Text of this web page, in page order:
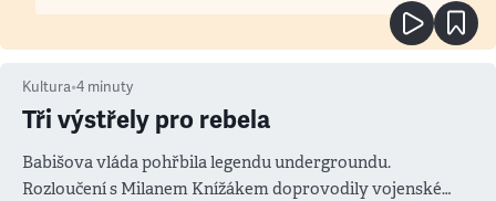
Kultura•4 minuty
Tři výstřely pro rebela
Babišova vláda pohřbila legendu undergroundu.
Rozloučení s Milanem Knížákem doprovodily vojenské